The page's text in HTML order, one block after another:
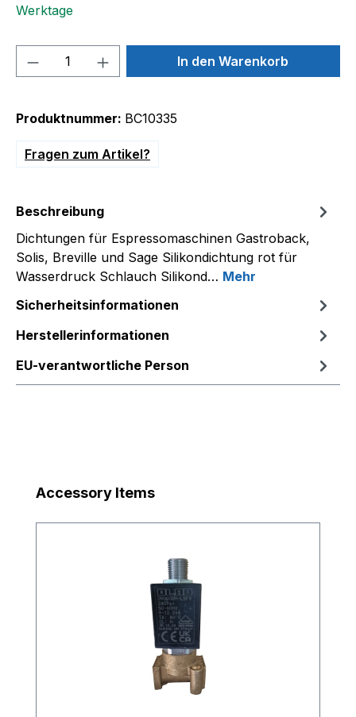
Werktage
Produkt Anzahl: Gib denIn den Warenkorb
Produktnummer: BC10335
Fragen zum Artikel?
Beschreibung
Dichtungen für Espressomaschinen Gastroback,
Solis, Breville und Sage Silikondichtung rot für
Wasserdruck Schlauch Silikond… Mehr
Sicherheitsinformationen
Herstellerinformationen
EU-verantwortliche Person
Produktgalerie überspringen
Accessory Items